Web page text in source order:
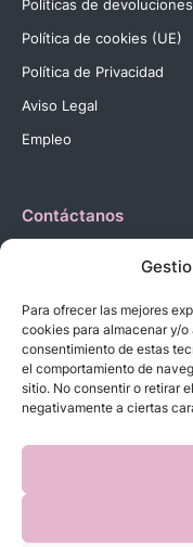
Para ofrecer las mejores
cookies para almacenar y/
consentimiento de estas
el comportamiento de
sitio. No consentir o retirar
negativamente a ciertas
Políticas de devoluciones
Política de cookies (UE)
Política de Privacidad
Aviso Legal
Empleo
Contáctanos
C. Reyes
Correo:
Síguenos en las
Copyright © 2023